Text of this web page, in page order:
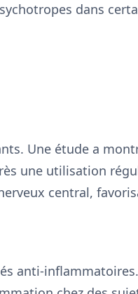
dans
Une étude a
une utilisation
central,
anti-